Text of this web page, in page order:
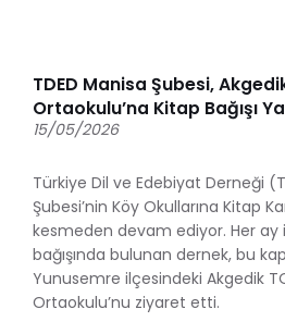
TDED Manisa Şubesi,
Ortaokulu’na Kitap Bağışı
15/05/2026
Türkiye Dil ve Edebiyat Derneği
Şubesi’nin Köy Okullarına Kitap
kesmeden devam ediyor. Her ay
bağışında bulunan dernek, bu
Yunusemre ilçesindeki Akgedik
Ortaokulu’nu ziyaret etti.